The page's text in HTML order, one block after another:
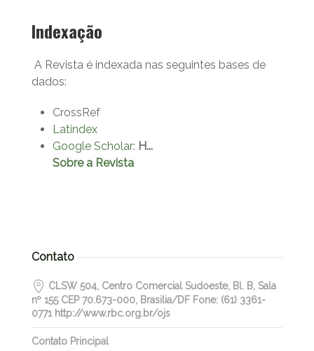
Indexação
A Revista é indexada nas seguintes bases de
dados:
CrossRef
Latindex
Google Scholar: H...
Sobre a Revista
Contato
CLSW 504, Centro Comercial Sudoeste, Bl. B, Sala
nº 155 CEP 70.673-000, Brasilia/DF Fone: (61) 3361-
0771 http://www.rbc.org.br/ojs
Contato Principal